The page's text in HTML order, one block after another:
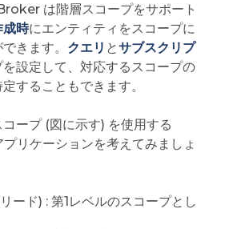
は階層スコープをサポート
成時にエンティティをスコープに
きます。 クエリ とサブスクリプ
設定して、対応するスコープの
することもできます。
ープ (図に示す) を使用する
リケーションを考えてみましょ
ード) : 第1レベルのスコープとし